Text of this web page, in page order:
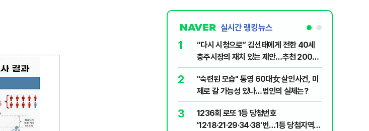
실시간 랭킹뉴스
1
“다시 시청으로” 김선태에게 전한 40세
충주시장의 재치 있는 제안…추천 2000
개
2
"숙련된 모습" 통영 60대女 살인사건, 미
제로 갈 가능성 있나…범인의 실체는?
3
1236회 로또 1등 당첨번호
'12·18·21·29·34·38'번…1등 당첨지역